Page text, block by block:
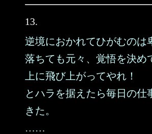
13.
逆境におかれてひがむのは
落ちても元々、覚悟を決め
上に飛び上がってやれ！
とハラを据えたら毎日の仕
きた。
……